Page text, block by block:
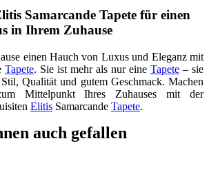
Samarcande Tapete für einen
in Ihrem Zuhause
einen Hauch von Luxus und Eleganz mit
Tapete. Sie ist mehr als nur eine Tapete – sie
Qualität und gutem Geschmack. Machen
Mittelpunkt Ihres Zuhauses mit der
Elitis Samarcande Tapete.
auch gefallen